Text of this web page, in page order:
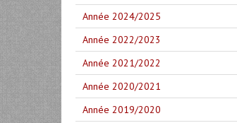
Année 2024/2025
Année 2022/2023
Année 2021/2022
Année 2020/2021
Année 2019/2020